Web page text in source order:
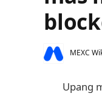
MEXC
Upang